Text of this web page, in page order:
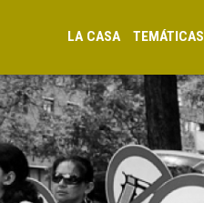
LA CASA TEMÁTICAS